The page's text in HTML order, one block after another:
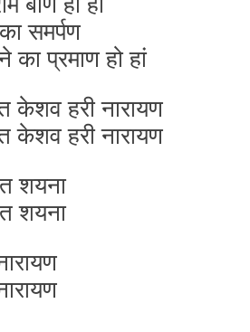
समर्पण
का प्रमाण हो हां
केशव हरी नारायण
केशव हरी नारायण
शयना
शयना